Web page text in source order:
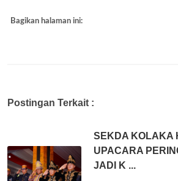
Bagikan halaman ini:
Postingan Terkait :
SEKDA KOLAKA
UPACARA
JADI K ...